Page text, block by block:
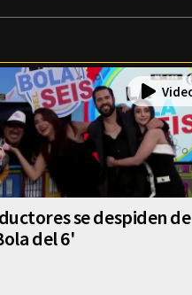
se despiden de
del 6'